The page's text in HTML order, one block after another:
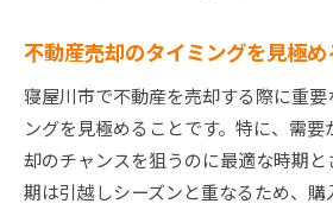
変化する市場に対応するた
市場動向から見る売却のチ
不動産市場の変化が売却に
未来を見据えた売却プラン
市場変化を活かした売却成
不動産売却のタイミングを見極
寝屋川市で不動産を売却する際に重
ングを見極めることです。特に、需
却のチャンスを狙うのに最適な時期
期は引越しシーズンと重なるため、